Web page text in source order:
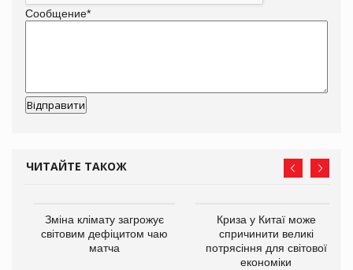
Сообщение*
ЧИТАЙТЕ ТАКОЖ
Зміна клімату загрожує
світовим дефіцитом чаю
матча
Криза у Китаї може
спричинити великі
потрясіння для світової
економіки